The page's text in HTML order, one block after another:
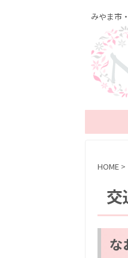
みやま市
HOME >
交
な